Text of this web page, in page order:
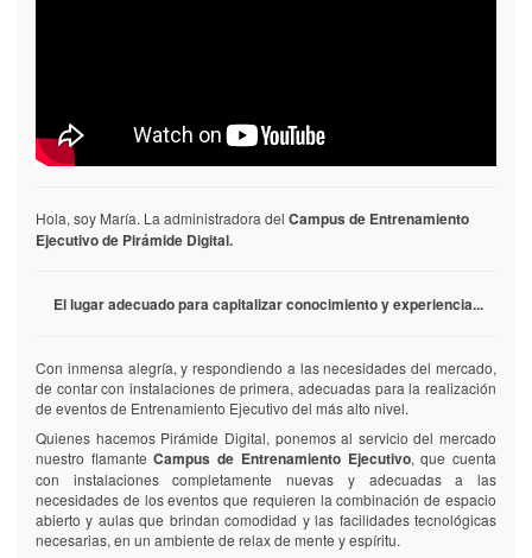
Hola, soy María. La administradora del Campus de Entrenamiento
Ejecutivo de Pirámide Digital.
El lugar adecuado para capitalizar conocimiento y experiencia...
Con inmensa alegría, y respondiendo a las necesidades del mercado,
de contar con instalaciones de primera, adecuadas para la realización
de eventos de Entrenamiento Ejecutivo del más alto nivel.
Quienes hacemos Pirámide Digital, ponemos al servicio del mercado
nuestro flamante Campus de Entrenamiento Ejecutivo, que cuenta
con instalaciones completamente nuevas y adecuadas a las
necesidades de los eventos que requieren la combinación de espacio
abierto y aulas que brindan comodidad y las facilidades tecnológicas
necesarias, en un ambiente de relax de mente y espíritu.